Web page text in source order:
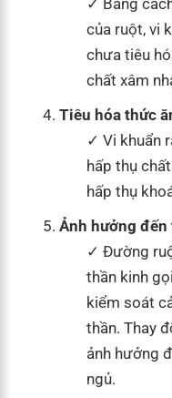
Bằng
của ruột, vi
chưa tiêu
chất xâm
Tiêu hóa thức
Vi khuẩn
hấp thụ
hấp thụ
Ảnh hưởng đến
Đường
thần kinh
kiểm soát
thần. Thay
ảnh hưởng
ngủ.